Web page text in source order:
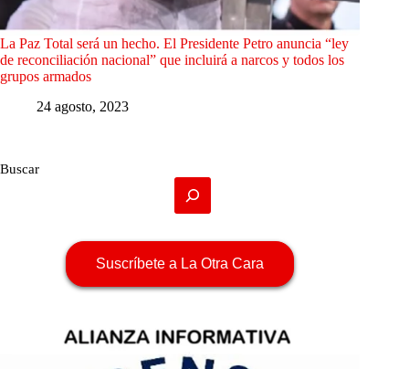
La Paz Total será un hecho. El Presidente Petro anuncia “ley
de reconciliación nacional” que incluirá a narcos y todos los
grupos armados
24 agosto, 2023
Buscar
Suscríbete a La Otra Cara